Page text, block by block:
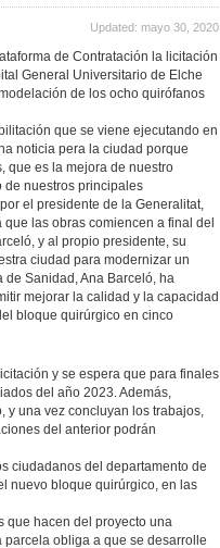
Updated: mayo 30, 2020
de Contratación la licitación
General Universitario de Elche
de los ocho quirófanos
que se viene ejecutando en
noticia pera la ciudad porque
que es la mejora de nuestro
de nuestros principales
el presidente de la Generalitat,
las obras comiencen a final del
y al propio presidente, su
ciudad para modernizar un
de Sanidad, Ana Barceló, ha
mejorar la calidad y la capacidad
bloque quirúrgico en cinco
y se espera que para finales
del año 2023. Además,
y una vez concluyan los trabajos,
del anterior podrán
ciudadanos del departamento de
nuevo bloque quirúrgico, en las
que hacen del proyecto una
obliga a que se desarrolle